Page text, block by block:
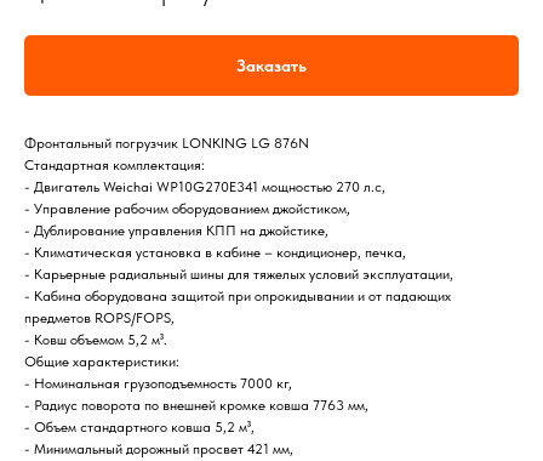
Заказать
Фронтальный погрузчик LONKING LG 876N
Стандартная комплектация:
- Двигатель Weichai WP10G270E341 мощностью 270 л.с,
- Управление рабочим оборудованием джойстиком,
- Дублирование управления КПП на джойстике,
- Климатическая установка в кабине – кондиционер, печка,
- Карьерные радиальный шины для тяжелых условий эксплуатации,
- Кабина оборудована защитой при опрокидывании и от падающих
предметов ROPS/FOPS,
- Ковш объемом 5,2 м³.
Общие характеристики:
- Номинальная грузоподъемность 7000 кг,
- Радиус поворота по внешней кромке ковша 7763 мм,
- Объем стандартного ковша 5,2 м³,
- Минимальный дорожный просвет 421 мм,